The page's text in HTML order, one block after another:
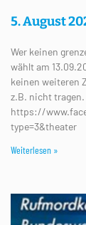
5. August
Wer keinen
wählt am
keinen weiteren
z.B. nicht
https://
type=3&theater
Weiterlesen »